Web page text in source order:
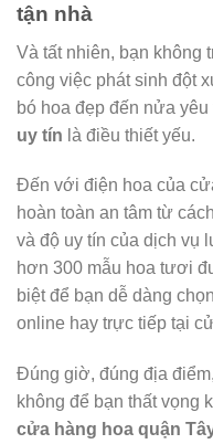
tận nhà
Và tất nhiên, bạn không
công việc phát sinh đột
bó hoa đẹp đến nửa
uy tín là điều thiết yếu.
Đến với điện hoa của
hoàn toàn an tâm từ
và độ uy tín của dịch vụ
hơn 300 mẫu hoa tươi
biệt để bạn dễ dàng
online hay trực tiếp tại
Đúng giờ, đúng địa
không để bạn thất vọng
cửa hàng hoa quận